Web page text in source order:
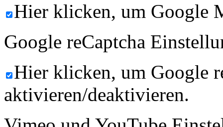
Hier klicken, um Google
Google reCaptcha
Hier klicken, um Google
aktivieren/deaktivieren.